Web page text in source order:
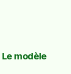
modèle